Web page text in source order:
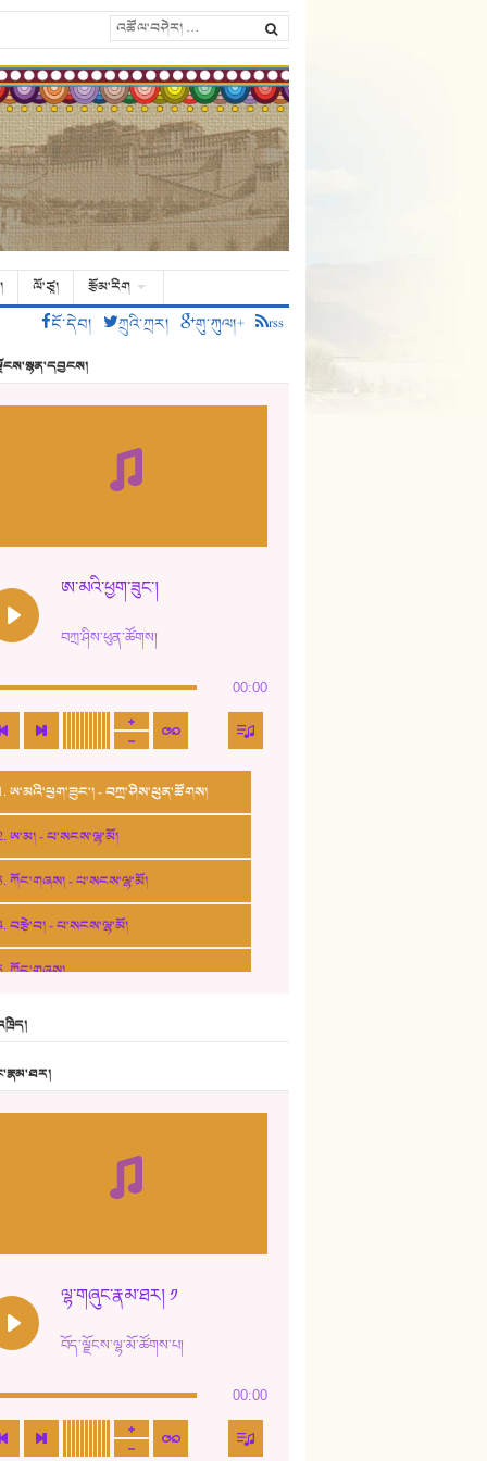
ལོ་ཙཱ།
རྩོམ་རིག
ངོ་དེབ།
ཀྲུའི་ཀྲར། གུ་ཀུལ།+ rss
ཨ་མའི་ཕྱག་ཟུང་།
བཀྲ་ཤིས་ཕུན་ཚོགས།
00:00
ཨ་མའི་ཕྱག་ཟུང་། - བཀྲ་ཤིས་ཕུན་ཚོགས།
ཨ་མ། - པ་སངས་ལྷ་མོ།
ཀོང་གཞས། - པ་སངས་ལྷ་མོ།
བརྩེ་བ། - པ་སངས་ལྷ་མོ།
ཀོང་གཞས།
ཆོལ་གསུམ་བྲོ་གཞས། - སྒྲོན་གསལ།
13. ཆུང་འདྲིས། - ཟླ་སྒྲོན།
ཤམ་པ་ལ་ཡི་སྲས་མོ།
ལྷ་གཞུང་རྣམ་ཐར། ༡
བོད་ལྗོངས་ལྷ་མོ་ཚོགས་པ།
00:00